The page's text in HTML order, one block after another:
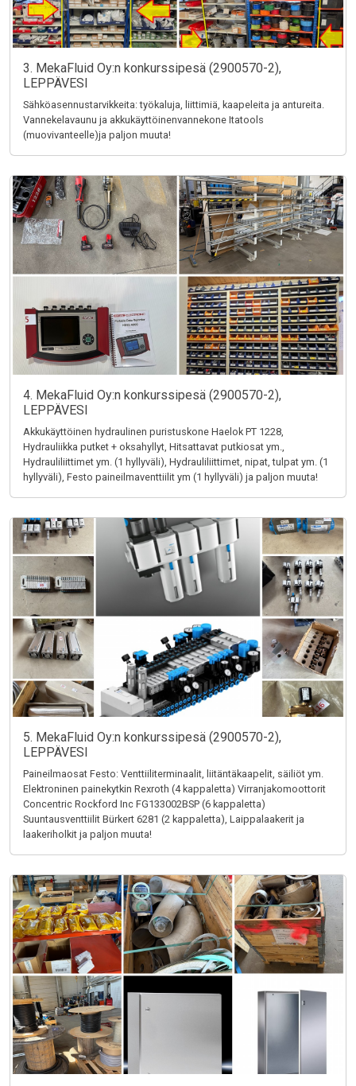
3. MekaFluid Oy:n konkurssipesä (2900570-2),
LEPPÄVESI
Sähköasennustarvikkeita: työkaluja, liittimiä, kaapeleita ja antureita.
Vannekelavaunu ja akkukäyttöinenvannekone Itatools
(muovivanteelle)ja paljon muuta!
4. MekaFluid Oy:n konkurssipesä (2900570-2),
LEPPÄVESI
Akkukäyttöinen hydraulinen puristuskone Haelok PT 1228,
Hydrauliikka putket + oksahyllyt, Hitsattavat putkiosat ym.,
Hydrauliliittimet ym. (1 hyllyväli), Hydrauliliittimet, nipat, tulpat ym. (1
hyllyväli), Festo paineilmaventtiilit ym (1 hyllyväli) ja paljon muuta!
5. MekaFluid Oy:n konkurssipesä (2900570-2),
LEPPÄVESI
Paineilmaosat Festo: Venttiiliterminaalit, liitäntäkaapelit, säiliöt ym.
Elektroninen painekytkin Rexroth (4 kappaletta) Virranjakomoottorit
Concentric Rockford Inc FG133002BSP (6 kappaletta)
Suuntausventtiilit Bürkert 6281 (2 kappaletta), Laippalaakerit ja
laakeriholkit ja paljon muuta!